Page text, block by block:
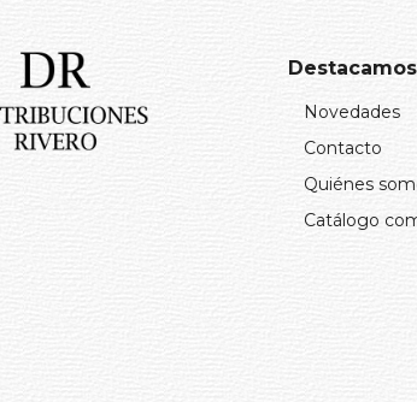
Destacamos
Novedades
Contacto
Quiénes
Catálogo